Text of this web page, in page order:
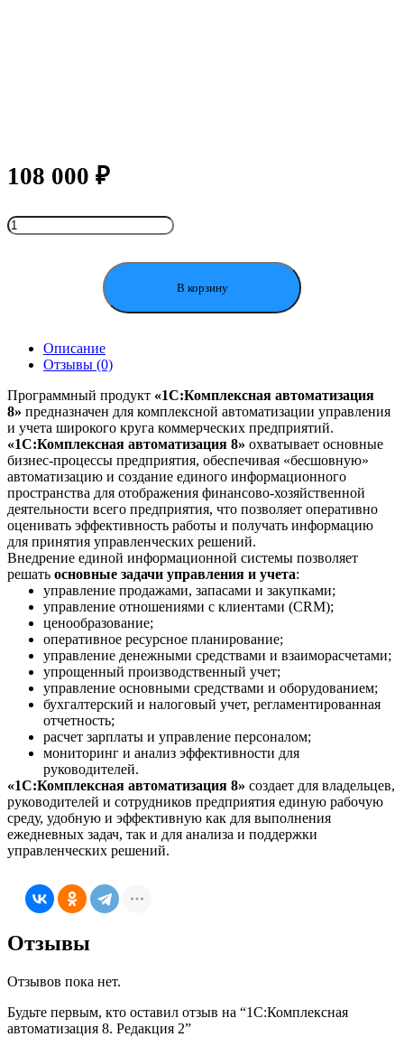
108 000 ₽
Количество
товара
В корзину
Описание
Отзывы (0)
Программный продукт «1С:Комплексная автоматизация
8» предназначен для комплексной автоматизации управления
и учета широкого круга коммерческих предприятий.
«1С:Комплексная автоматизация 8» охватывает основные
бизнес-процессы предприятия, обеспечивая «бесшовную»
автоматизацию и создание единого информационного
пространства для отображения финансово-хозяйственной
деятельности всего предприятия, что позволяет оперативно
оценивать эффективность работы и получать информацию
для принятия управленческих решений.
Внедрение единой информационной системы позволяет
решать основные задачи управления и учета:
управление продажами, запасами и закупками;
управление отношениями с клиентами (CRM);
ценообразование;
оперативное ресурсное планирование;
управление денежными средствами и взаиморасчетами;
упрощенный производственный учет;
управление основными средствами и оборудованием;
бухгалтерский и налоговый учет, регламентированная
отчетность;
расчет зарплаты и управление персоналом;
мониторинг и анализ эффективности для
руководителей.
«1С:Комплексная автоматизация 8» создает для владельцев,
руководителей и сотрудников предприятия единую рабочую
среду, удобную и эффективную как для выполнения
ежедневных задач, так и для анализа и поддержки
управленческих решений.
Отзывы
Отзывов пока нет.
Будьте первым, кто оставил отзыв на “1С:Комплексная
автоматизация 8. Редакция 2”